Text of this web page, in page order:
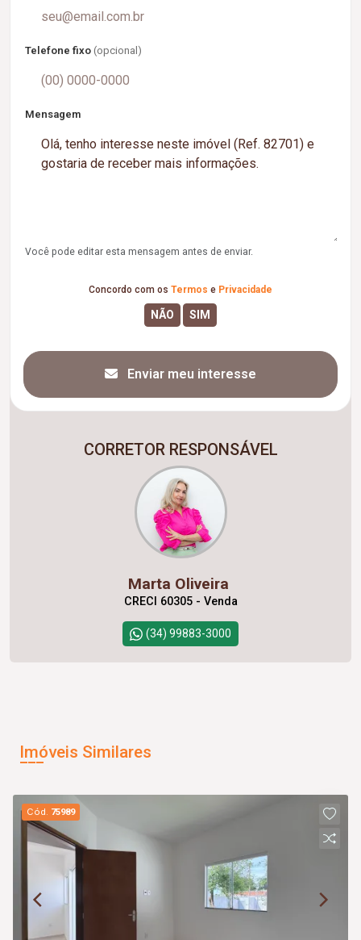
Telefone fixo (opcional)
Mensagem
Você pode editar esta mensagem antes de enviar.
Concordo com os Termos e Privacidade
Enviar meu interesse
CORRETOR RESPONSÁVEL
Marta Oliveira
CRECI 60305 - Venda
(34) 99883-3000
Imóveis Similares
Cód. 75989